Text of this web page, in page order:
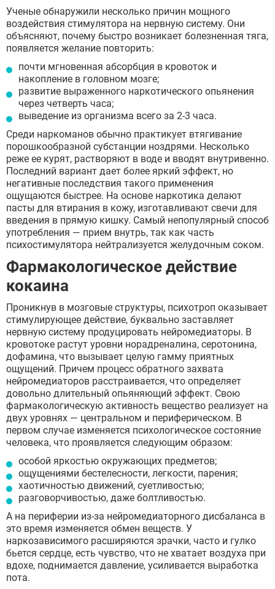
Ученые обнаружили несколько причин мощного
воздействия стимулятора на нервную систему. Они
объясняют, почему быстро возникает болезненная тяга,
появляется желание повторить:
почти мгновенная абсорбция в кровоток и
накопление в головном мозге;
развитие выраженного наркотического опьянения
через четверть часа;
выведение из организма всего за 2-3 часа.
Среди наркоманов обычно практикует втягивание
порошкообразной субстанции ноздрями. Несколько
реже ее курят, растворяют в воде и вводят внутривенно.
Последний вариант дает более яркий эффект, но
негативные последствия такого применения
ощущаются быстрее. На основе наркотика делают
пасты для втирания в кожу, изготавливают свечи для
введения в прямую кишку. Самый непопулярный способ
употребления — прием внутрь, так как часть
психостимулятора нейтрализуется желудочным соком.
Фармакологическое действие
кокаина
Проникнув в мозговые структуры, психотроп оказывает
стимулирующее действие, буквально заставляет
нервную систему продуцировать нейромедиаторы. В
кровотоке растут уровни норадреналина, серотонина,
дофамина, что вызывает целую гамму приятных
ощущений. Причем процесс обратного захвата
нейромедиаторов расстраивается, что определяет
довольно длительный опьяняющий эффект. Свою
фармакологическую активность вещество реализует на
двух уровнях — центральном и периферическом. В
первом случае изменяется психологическое состояние
человека, что проявляется следующим образом:
особой яркостью окружающих предметов;
ощущениями бестелесности, легкости, парения;
хаотичностью движений, суетливостью;
разговорчивостью, даже болтливостью.
А на периферии из-за нейромедиаторного дисбаланса в
это время изменяется обмен веществ. У
наркозависимого расширяются зрачки, часто и гулко
бьется сердце, есть чувство, что не хватает воздуха при
вдохе, поднимается давление, усиливается выработка
пота.